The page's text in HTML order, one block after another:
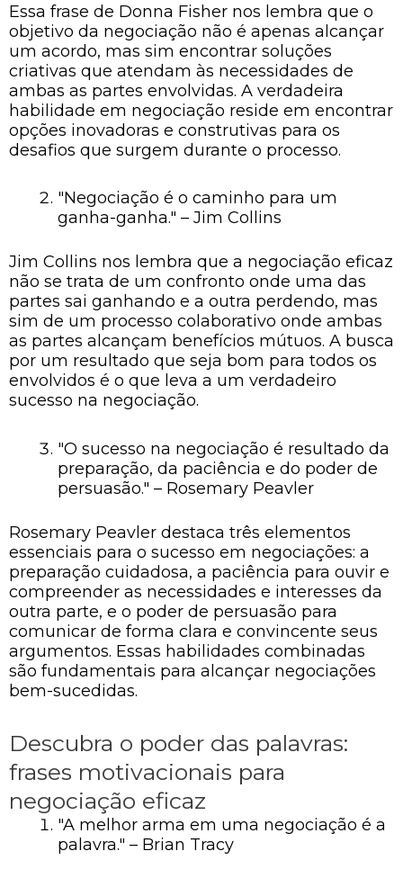
Essa frase de Donna Fisher nos lembra que o
objetivo da negociação não é apenas alcançar
um acordo, mas sim encontrar soluções
criativas que atendam às necessidades de
ambas as partes envolvidas. A verdadeira
habilidade em negociação reside em encontrar
opções inovadoras e construtivas para os
desafios que surgem durante o processo.
"Negociação é o caminho para um
ganha-ganha." – Jim Collins
Jim Collins nos lembra que a negociação eficaz
não se trata de um confronto onde uma das
partes sai ganhando e a outra perdendo, mas
sim de um processo colaborativo onde ambas
as partes alcançam benefícios mútuos. A busca
por um resultado que seja bom para todos os
envolvidos é o que leva a um verdadeiro
sucesso na negociação.
"O sucesso na negociação é resultado da
preparação, da paciência e do poder de
persuasão." – Rosemary Peavler
Rosemary Peavler destaca três elementos
essenciais para o sucesso em negociações: a
preparação cuidadosa, a paciência para ouvir e
compreender as necessidades e interesses da
outra parte, e o poder de persuasão para
comunicar de forma clara e convincente seus
argumentos. Essas habilidades combinadas
são fundamentais para alcançar negociações
bem-sucedidas.
Descubra o poder das palavras:
frases motivacionais para
negociação eficaz
"A melhor arma em uma negociação é a
palavra." – Brian Tracy